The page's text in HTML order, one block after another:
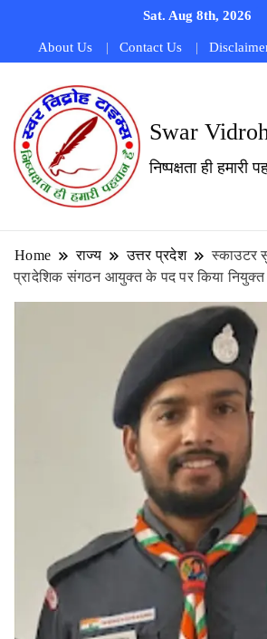
Sat. Aug 8th, 2026
About Us Contact Us
Swar
निष्पक्षता ही हमारी
Home राज्य उत्तर प्रदेश
स्काउटर
प्रादेशिक संगठन आयुक्त के पद पर किया नियुक्त